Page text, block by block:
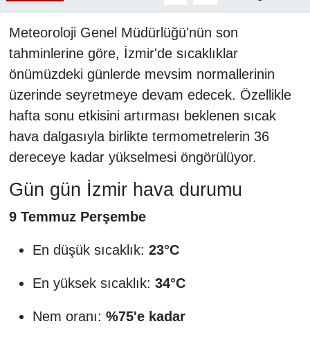
Meteoroloji Genel Müdürlüğü'nün son
tahminlerine göre, İzmir'de sıcaklıklar
önümüzdeki günlerde mevsim normallerinin
üzerinde seyretmeye devam edecek. Özellikle
hafta sonu etkisini artırması beklenen sıcak
hava dalgasıyla birlikte termometrelerin 36
dereceye kadar yükselmesi öngörülüyor.
Gün gün İzmir hava durumu
9 Temmuz Perşembe
En düşük sıcaklık: 23°C
En yüksek sıcaklık: 34°C
Nem oranı: %75'e kadar